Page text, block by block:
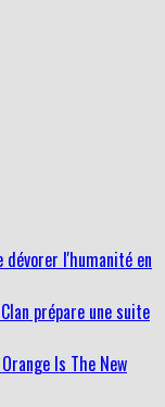
l'humanité en
prépare une suite
Is The New